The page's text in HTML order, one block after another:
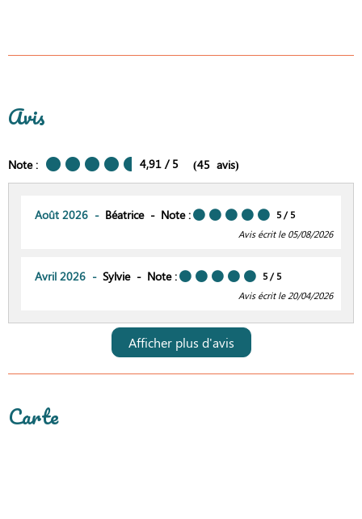
Avis
Note : 4,91 / 5 (45 avis)
Août 2026 Béatrice Note : 5 / 5
Avis écrit le 05/08/2026
Avril 2026 Sylvie Note : 5 / 5
Avis écrit le 20/04/2026
Afficher plus d'avis
Carte